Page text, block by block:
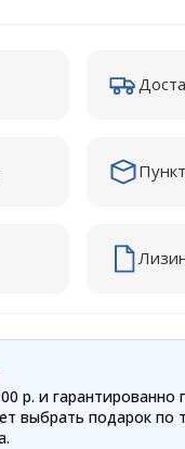
р. и гарантированно
выбрать подарок по